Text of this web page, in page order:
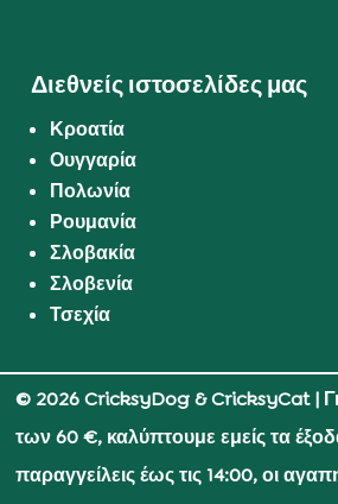
Διεθνείς ιστοσελίδες μας
Κροατία
Ουγγαρία
Πολωνία
Ρουμανία
Σλοβακία
Σλοβενία
Τσεχία
© 2026 CricksyDog & CricksyCat|
των 60 €, καλύπτουμε εμείς τα
παραγγείλεις έως τις 14:00, οι